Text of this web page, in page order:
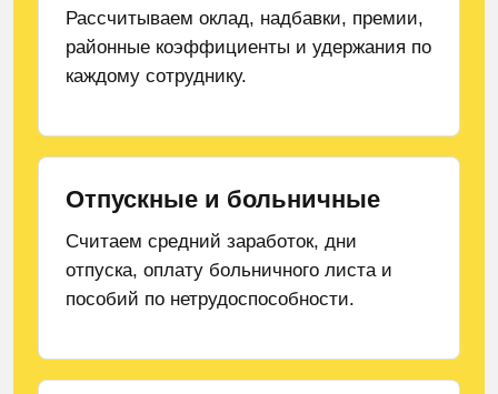
Рассчитываем оклад, надбавки, премии,
районные коэффициенты и удержания по
каждому сотруднику.
Отпускные и больничные
Считаем средний заработок, дни
отпуска, оплату больничного листа и
пособий по нетрудоспособности.